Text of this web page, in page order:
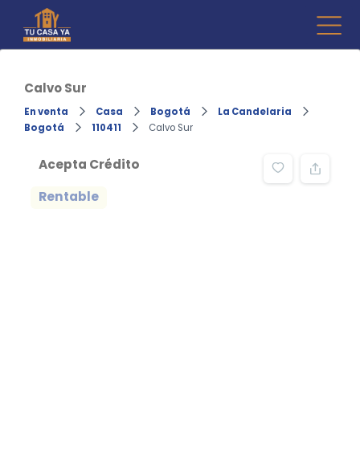
content
Calvo Sur
En venta Casa Bogotá
La Candelaria
Bogotá
110411 Calvo Sur
Acepta Crédito
Rentable